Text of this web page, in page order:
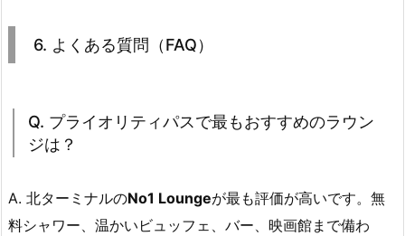
6. よくある質問（FAQ）
Q. プライオリティパスで最もおすすめのラウン
ジは？
A. 北ターミナルのNo1 Loungeが最も評価が高いです。無
料シャワー、温かいビュッフェ、バー、映画館まで備わ